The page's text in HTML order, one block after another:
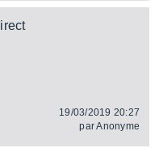
19/03/2019 20:27
parAnonyme